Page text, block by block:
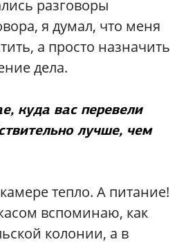
разговоры
я думал, что меня
а просто назначить
дела.
куда вас перевели
лучше, чем
тепло. А питание!
вспоминаю, как
колонии, а в